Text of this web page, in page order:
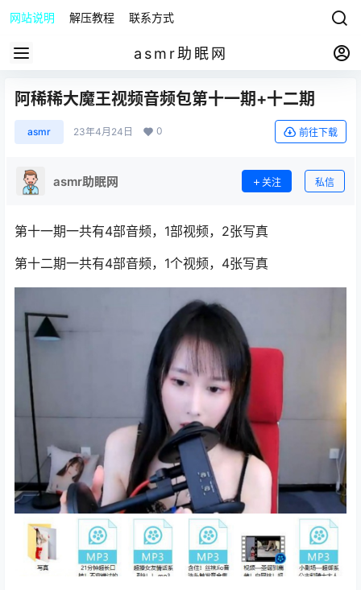
网站说明 解压教程 联系方式
asmr助眠网
阿稀稀大魔王视频音频包第十一期+十二期
asmr 23年4月24日 0 前往下载
asmr助眠网 关注 私信
第十一期一共有4部音频，1部视频，2张写真
第十二期一共有4部音频，1个视频，4张写真